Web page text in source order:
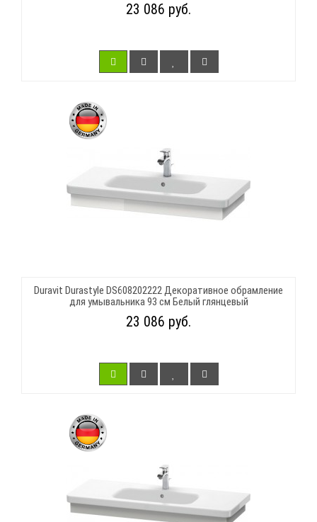
23 086 руб.
Duravit Durastyle DS608202222 Декоративное обрамление
для умывальника 93 см Белый глянцевый
23 086 руб.